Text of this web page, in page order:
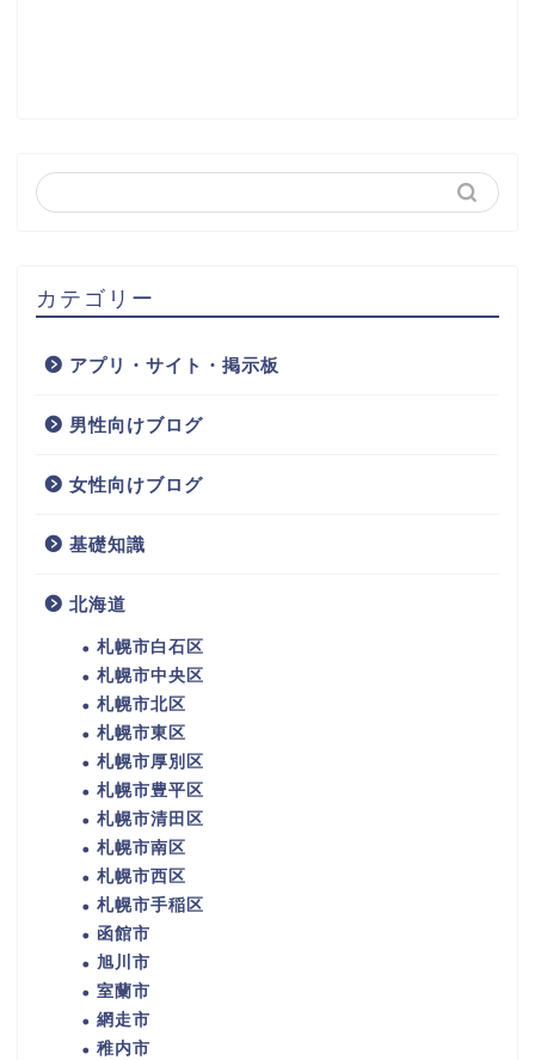
カテゴリー
アプリ・サイト・掲示板
男性向けブログ
女性向けブログ
基礎知識
北海道
札幌市白石区
札幌市中央区
札幌市北区
札幌市東区
札幌市厚別区
札幌市豊平区
札幌市清田区
札幌市南区
札幌市西区
札幌市手稲区
函館市
旭川市
室蘭市
網走市
稚内市